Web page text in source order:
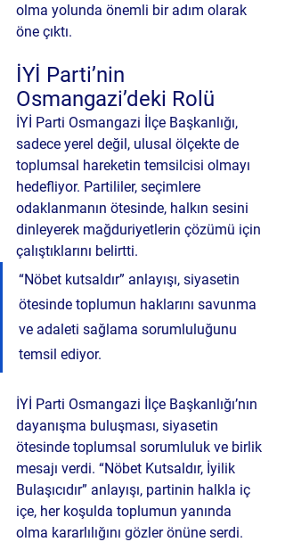
olma yolunda önemli bir adım olarak
öne çıktı.
İYİ Parti’nin
Osmangazi’deki Rolü
İYİ Parti Osmangazi İlçe Başkanlığı,
sadece yerel değil, ulusal ölçekte de
toplumsal hareketin temsilcisi olmayı
hedefliyor. Partililer, seçimlere
odaklanmanın ötesinde, halkın sesini
dinleyerek mağduriyetlerin çözümü için
çalıştıklarını belirtti.
“Nöbet kutsaldır” anlayışı, siyasetin
ötesinde toplumun haklarını savunma
ve adaleti sağlama sorumluluğunu
temsil ediyor.
İYİ Parti Osmangazi İlçe Başkanlığı’nın
dayanışma buluşması, siyasetin
ötesinde toplumsal sorumluluk ve birlik
mesajı verdi. “Nöbet Kutsaldır, İyilik
Bulaşıcıdır” anlayışı, partinin halkla iç
içe, her koşulda toplumun yanında
olma kararlılığını gözler önüne serdi.